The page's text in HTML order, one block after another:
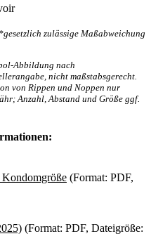
*gesetzlich zulässige Maßabweichung
Abbildung nach
nicht maßstabsgerecht.
von Rippen und Noppen nur
Anzahl, Abstand und Größe ggf.
(Format: PDF,
(Format: PDF, Dateigröße: